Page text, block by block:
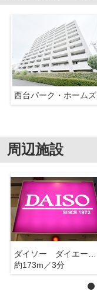
西台パーク・ホームズ
周辺施設
約173m／3分